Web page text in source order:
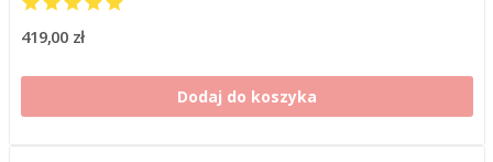
419,00 zł
Dodaj do koszyka